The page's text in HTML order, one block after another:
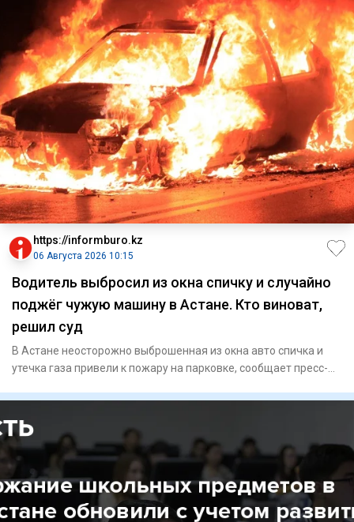
https://informburo.kz
06 Августа 2026 10:15
Водитель выбросил из окна спичку и случайно
поджёг чужую машину в Астане. Кто виноват,
решил суд
В Астане неосторожно выброшенная из окна авто спичка и
утечка газа привели к пожару на парковке, сообщает пресс-